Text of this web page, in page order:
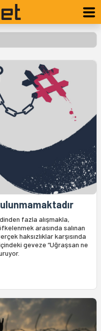
fazla alışmakla,
arasında salınan
haksızlıklar karşısında
geveze “Uğraşsan ne